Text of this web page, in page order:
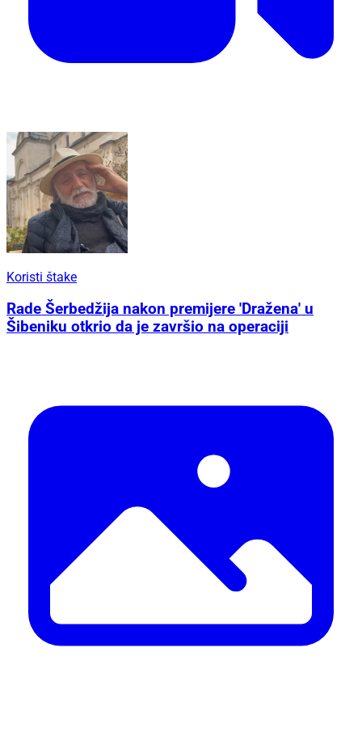
Koristi štake
Rade Šerbedžija nakon premijere 'Dražena' u
Šibeniku otkrio da je završio na operaciji